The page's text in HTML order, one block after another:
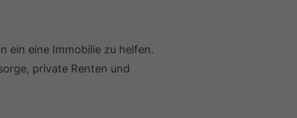
ein eine Immobilie zu helfen.
private Renten und